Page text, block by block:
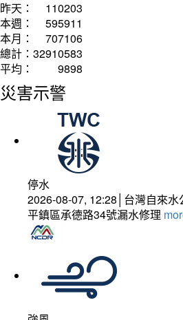
昨天：
110203
本週：
595911
本月：
707106
總計： 32910583
平均：
9898
災害示警
停水
2026-08-07, 12:28│台灣自來水
平鎮區承德路34號漏水修理